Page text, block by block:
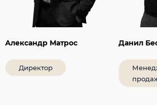
Александр Матрос
Директор
Данил